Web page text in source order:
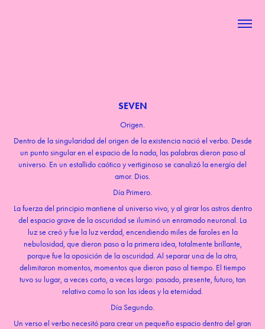
SEVEN
Origen.
Dentro de la singularidad del origen de la existencia nació el verbo. Desde
un punto singular en el espacio de la nada, las palabras dieron paso al
universo. En un estallido caótico y vertiginoso se canalizó la energía del
amor. Dios.
Día Primero.
La fuerza del principio mantiene al universo vivo, y al girar los astros dentro
del espacio grave de la oscuridad se iluminó un enramado neuronal. La
luz se creó y fue la luz verdad, encendiendo miles de faroles en la
nebulosidad, que dieron paso a la primera idea, totalmente brillante,
porque fue la oposición de la oscuridad. Al separar una de la otra,
delimitaron momentos, momentos que dieron paso al tiempo. El tiempo
tuvo su lugar, a veces corto, a veces largo: pasado, presente, futuro, tan
relativo como lo son las ideas y la eternidad.
Día Segundo.
Un verso el verbo necesitó para crear un pequeño espacio dentro del gran